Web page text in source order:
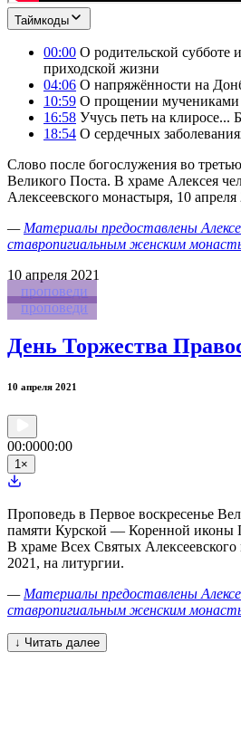
Таймкоды
00:00 О родительской субботе
приходской жизни
04:06 О напряжённости на
10:59 О прощении мучениками
16:58 Учусь петь на клиросе...
18:54 О сердечных
Слово после богослужения во
Великого Поста. В храме Алексея
Алексеевского монастыря, 10 апреля
— Материалы предоставлены
ставропигиальным женским
10 апреля 2021
проповеди
проповеди
День Торжества
10 апреля 2021
00:0000:00
1×
Проповедь в Первое воскресенье
памяти Курской — Коренной иконы
В храме Всех Святых Алексеевского
2021, на литургии.
— Материалы предоставлены
ставропигиальным женским
↓ Читать далее